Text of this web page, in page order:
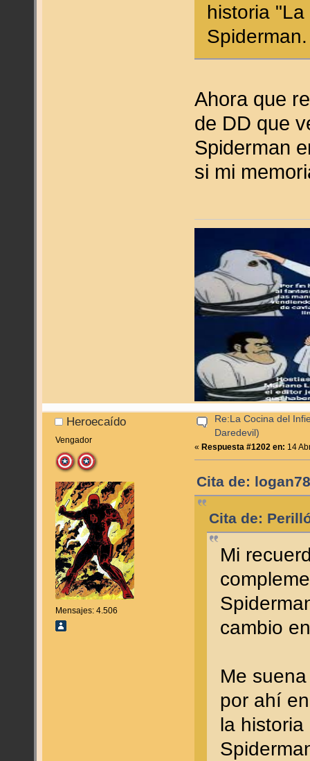
historia
Spiderman.
Ahora que
de DD que
Spiderman
si mi
Heroecaído
Vengador
Mensajes: 4.506
Re:La Cocina del
Daredevil)
« Respuesta #1202 en: 14
Cita de:
Cita de:
Mi
cambio
Me
por ahí
la